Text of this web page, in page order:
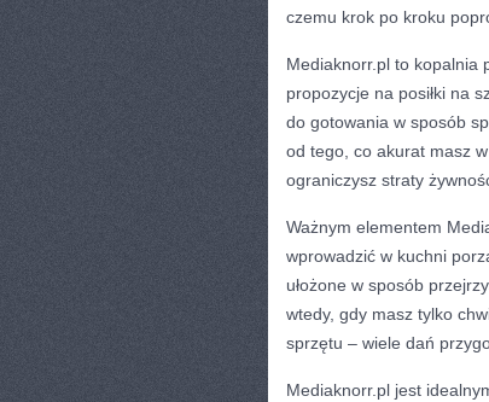
czemu krok po kroku
Mediaknorr.pl to kopalnia
propozycje na posiłki na
do gotowania w sposób
od tego, co akurat masz
ograniczysz straty
Ważnym elementem
wprowadzić w kuchni
ułożone w sposób
wtedy, gdy masz tylko
sprzętu – wiele dań
Mediaknorr.pl jest